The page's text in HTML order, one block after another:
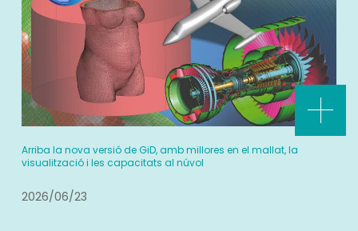
Arriba la nova versió de GiD, amb millores en el mallat, la
visualització i les capacitats al núvol
2026/06/23